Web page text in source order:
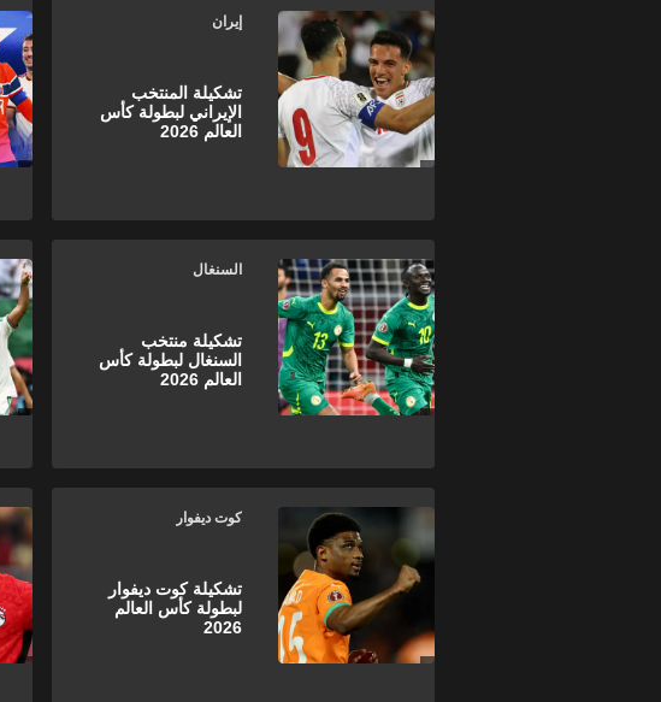
إيران
تشكيلة المنتخب
الإيراني لبطولة كأس
العالم 2026
السنغال
تشكيلة منتخب
السنغال لبطولة كأس
العالم 2026
كوت ديفوار
تشكيلة كوت ديفوار
لبطولة كأس العالم
2026